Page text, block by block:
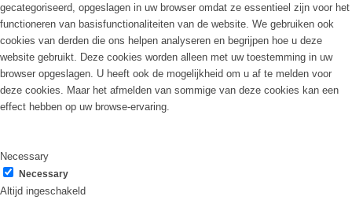
gecategoriseerd, opgeslagen in uw browser omdat ze essentieel zijn voor het
functioneren van basisfunctionaliteiten van de website. We gebruiken ook
cookies van derden die ons helpen analyseren en begrijpen hoe u deze
website gebruikt. Deze cookies worden alleen met uw toestemming in uw
browser opgeslagen. U heeft ook de mogelijkheid om u af te melden voor
deze cookies. Maar het afmelden van sommige van deze cookies kan een
effect hebben op uw browse-ervaring.
Necessary
Necessary
Altijd ingeschakeld